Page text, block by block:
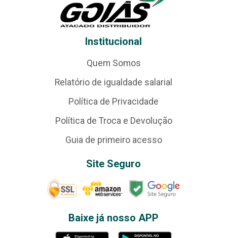
Institucional
Quem Somos
Relatório de igualdade salarial
Política de Privacidade
Política de Troca e Devolução
Guia de primeiro acesso
Site Seguro
Baixe já nosso APP